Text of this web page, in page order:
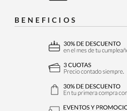
BENEFICIOS